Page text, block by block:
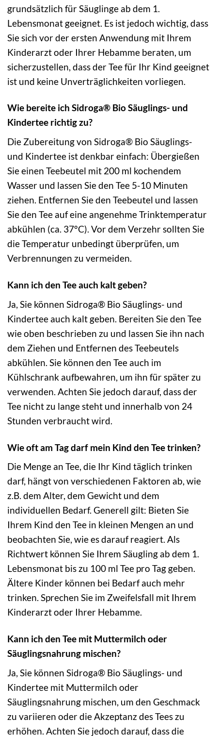
grundsätzlich für Säuglinge ab dem 1.
Lebensmonat geeignet. Es ist jedoch wichtig, dass
Sie sich vor der ersten Anwendung mit Ihrem
Kinderarzt oder Ihrer Hebamme beraten, um
sicherzustellen, dass der Tee für Ihr Kind geeignet
ist und keine Unverträglichkeiten vorliegen.
Wie bereite ich Sidroga® Bio Säuglings- und
Kindertee richtig zu?
Die Zubereitung von Sidroga® Bio Säuglings-
und Kindertee ist denkbar einfach: Übergießen
Sie einen Teebeutel mit 200 ml kochendem
Wasser und lassen Sie den Tee 5-10 Minuten
ziehen. Entfernen Sie den Teebeutel und lassen
Sie den Tee auf eine angenehme Trinktemperatur
abkühlen (ca. 37°C). Vor dem Verzehr sollten Sie
die Temperatur unbedingt überprüfen, um
Verbrennungen zu vermeiden.
Kann ich den Tee auch kalt geben?
Ja, Sie können Sidroga® Bio Säuglings- und
Kindertee auch kalt geben. Bereiten Sie den Tee
wie oben beschrieben zu und lassen Sie ihn nach
dem Ziehen und Entfernen des Teebeutels
abkühlen. Sie können den Tee auch im
Kühlschrank aufbewahren, um ihn für später zu
verwenden. Achten Sie jedoch darauf, dass der
Tee nicht zu lange steht und innerhalb von 24
Stunden verbraucht wird.
Wie oft am Tag darf mein Kind den Tee trinken?
Die Menge an Tee, die Ihr Kind täglich trinken
darf, hängt von verschiedenen Faktoren ab, wie
z.B. dem Alter, dem Gewicht und dem
individuellen Bedarf. Generell gilt: Bieten Sie
Ihrem Kind den Tee in kleinen Mengen an und
beobachten Sie, wie es darauf reagiert. Als
Richtwert können Sie Ihrem Säugling ab dem 1.
Lebensmonat bis zu 100 ml Tee pro Tag geben.
Ältere Kinder können bei Bedarf auch mehr
trinken. Sprechen Sie im Zweifelsfall mit Ihrem
Kinderarzt oder Ihrer Hebamme.
Kann ich den Tee mit Muttermilch oder
Säuglingsnahrung mischen?
Ja, Sie können Sidroga® Bio Säuglings- und
Kindertee mit Muttermilch oder
Säuglingsnahrung mischen, um den Geschmack
zu variieren oder die Akzeptanz des Tees zu
erhöhen. Achten Sie jedoch darauf, dass die